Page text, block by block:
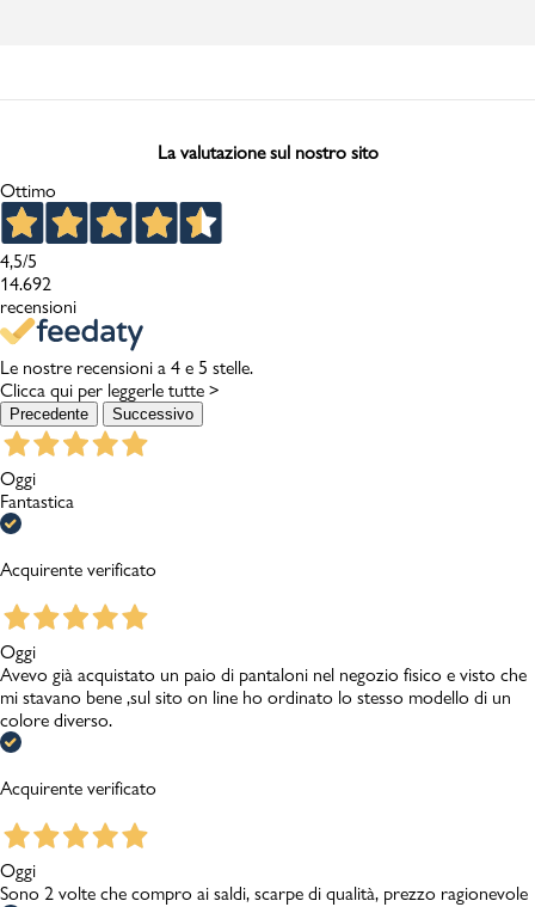
La valutazione sul nostro sito
Ottimo
4,5/5
14.692
recensioni
Le nostre recensioni a 4 e 5 stelle.
Clicca qui per leggerle tutte >
Precedente Successivo
Oggi
Fantastica
Acquirente verificato
Oggi
Avevo già acquistato un paio di pantaloni nel negozio fisico e visto che
mi stavano bene ,sul sito on line ho ordinato lo stesso modello di un
colore diverso.
Acquirente verificato
Oggi
Sono 2 volte che compro ai saldi, scarpe di qualità, prezzo ragionevole